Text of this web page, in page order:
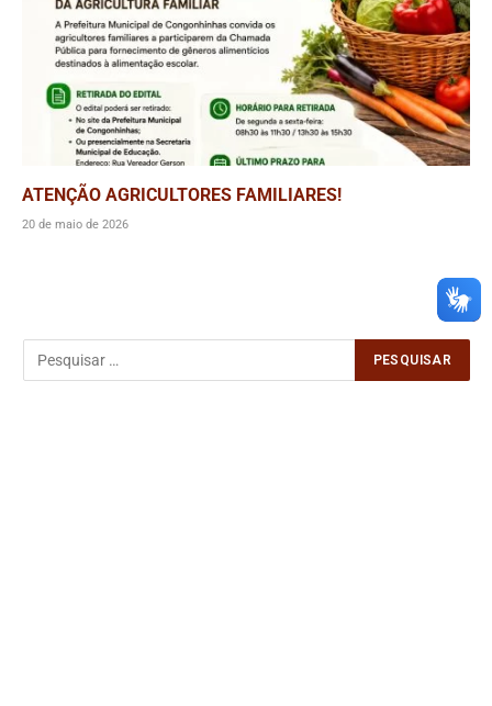
ATENÇÃO AGRICULTORES FAMILIARES!
20 de maio de 2026